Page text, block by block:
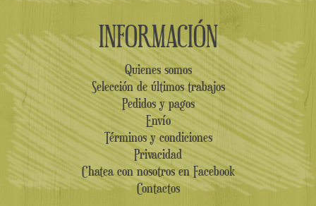
INFORMACIÓN
Quienes somos
Selección de últimos trabajos
Pedidos y pagos
Envío
Términos y condiciones
Privacidad
Chatea con nosotros en Facebook
Contactos